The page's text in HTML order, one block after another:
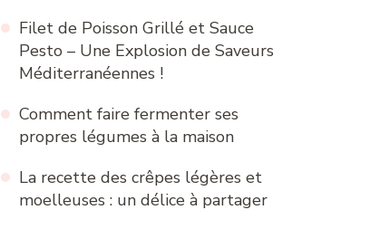
Filet de Poisson Grillé et Sauce
Pesto – Une Explosion de Saveurs
Méditerranéennes !
Comment faire fermenter ses
propres légumes à la maison
La recette des crêpes légères et
moelleuses : un délice à partager